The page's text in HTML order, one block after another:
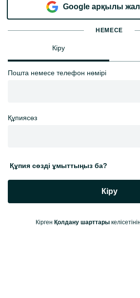
Google арқылы
НЕМЕСЕ
Кіру
Пошта немесе телефон нөмірі
Құпиясөз
Құпия сөзді ұмыттыңыз ба?
Кіру
Кірген Қолдану шарттары